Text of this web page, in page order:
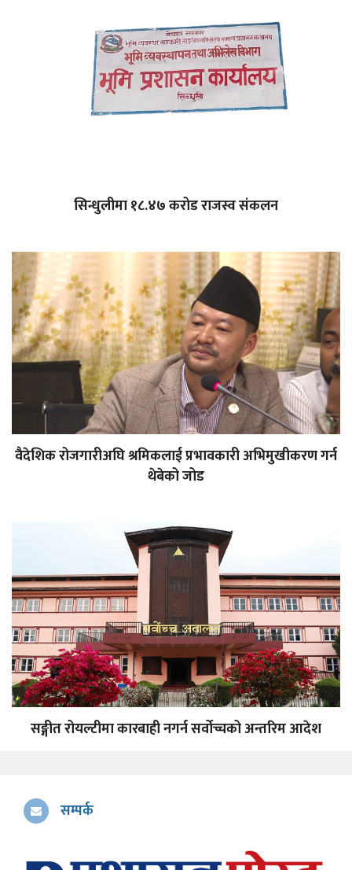
सिन्धुलीमा १८.४७ करोड राजस्व संकलन
वैदेशिक रोजगारीअघि श्रमिकलाई प्रभावकारी अभिमुखीकरण गर्न
थेबेको जोड
सङ्गीत रोयल्टीमा कारबाही नगर्न सर्वोच्चको अन्तरिम आदेश
सम्पर्क